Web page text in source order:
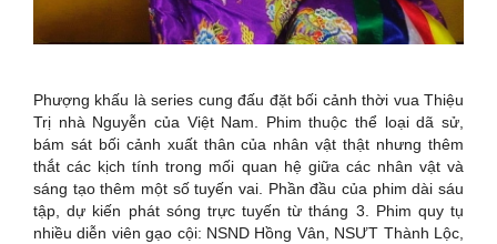
Phượng khấu là series cung đấu đặt bối cảnh thời vua Thiệu
Trị nhà Nguyễn của Việt Nam. Phim thuộc thể loại dã sử,
bám sát bối cảnh xuất thân của nhân vật thật nhưng thêm
thắt các kịch tính trong mối quan hệ giữa các nhân vật và
sáng tạo thêm một số tuyến vai. Phần đầu của phim dài sáu
tập, dự kiến phát sóng trực tuyến từ tháng 3. Phim quy tụ
nhiều diễn viên gạo cội: NSND Hồng Vân, NSƯT Thành Lộc,